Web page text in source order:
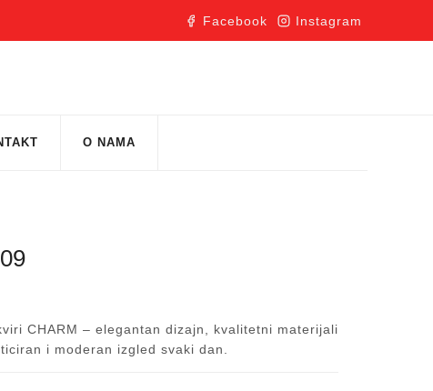
Facebook Instagram
O NAMA
CHARM – elegantan dizajn, kvalitetni materijali
i moderan izgled svaki dan.